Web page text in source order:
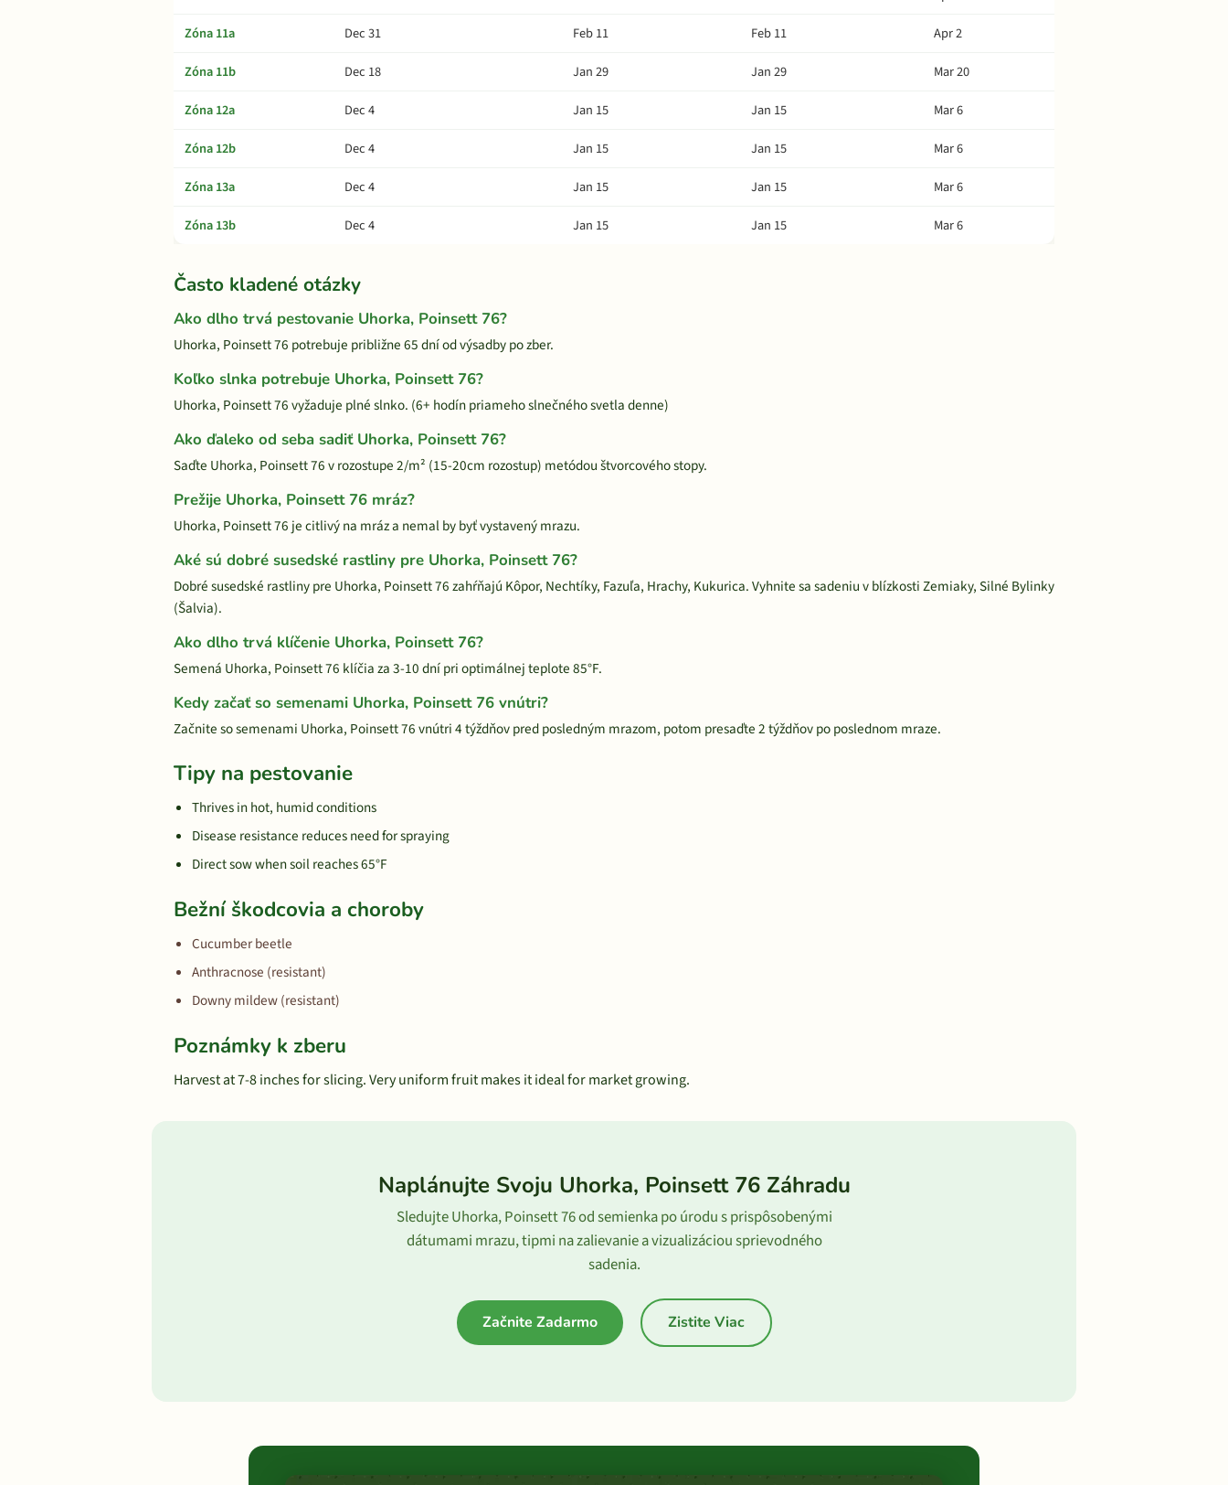
Zóna 11a
Dec 31 Feb 11 Feb 11
Apr 2
Zóna 11b
Dec 18 Jan 29 Jan 29
Mar 20
Zóna 12a
Dec 4 Jan 15 Jan 15
Mar 6
Zóna 12b
Dec 4 Jan 15 Jan 15
Mar 6
Zóna 13a
Dec 4 Jan 15 Jan 15
Mar 6
Zóna 13b
Dec 4 Jan 15 Jan 15 Mar 6
Často kladené otázky
Ako dlho trvá pestovanie Uhorka, Poinsett 76?
Uhorka, Poinsett 76 potrebuje približne 65 dní od výsadby po zber.
Koľko slnka potrebuje Uhorka, Poinsett 76?
Uhorka, Poinsett 76 vyžaduje plné slnko. (6+ hodín priameho slnečného svetla denne)
Ako ďaleko od seba sadiť Uhorka, Poinsett 76?
Saďte Uhorka, Poinsett 76 v rozostupe 2/m² (15-20cm rozostup) metódou štvorcového stopy.
Prežije Uhorka, Poinsett 76 mráz?
Uhorka, Poinsett 76 je citlivý na mráz a nemal by byť vystavený mrazu.
Aké sú dobré susedské rastliny pre Uhorka, Poinsett 76?
Dobré susedské rastliny pre Uhorka, Poinsett 76 zahŕňajú Kôpor, Nechtíky, Fazuľa, Hrachy, Kukurica. Vyhnite sa sadeniu v blízkosti Zemiaky, Silné Bylinky
(Šalvia).
Ako dlho trvá klíčenie Uhorka, Poinsett 76?
Semená Uhorka, Poinsett 76 klíčia za 3-10 dní pri optimálnej teplote 85°F.
Kedy začať so semenami Uhorka, Poinsett 76 vnútri?
Začnite so semenami Uhorka, Poinsett 76 vnútri 4 týždňov pred posledným mrazom, potom presaďte 2 týždňov po poslednom mraze.
Tipy na pestovanie
Thrives in hot, humid conditions
Disease resistance reduces need for spraying
Direct sow when soil reaches 65°F
Bežní škodcovia a choroby
Cucumber beetle
Anthracnose (resistant)
Downy mildew (resistant)
Poznámky k zberu
Harvest at 7-8 inches for slicing. Very uniform fruit makes it ideal for market growing.
Naplánujte Svoju Uhorka, Poinsett 76 Záhradu
Sledujte Uhorka, Poinsett 76 od semienka po úrodu s prispôsobenými
dátumami mrazu, tipmi na zalievanie a vizualizáciou sprievodného
sadenia.
Začnite Zadarmo Zistite Viac